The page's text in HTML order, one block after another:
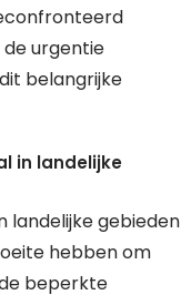
urgentie
belangrijke
in landelijke
landelijke gebieden
hebben om
beperkte